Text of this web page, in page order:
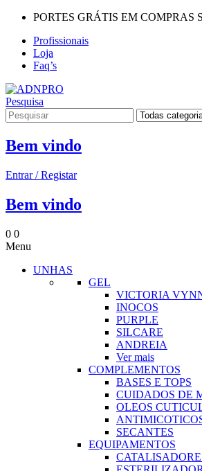
PORTES GRÁTIS EM COMPRAS
Profissionais
Loja
Faq’s
Pesquisa
Bem vindo
Entrar / Registar
Bem vindo
0 0
Menu
UNHAS
GEL
VICTORIA
INOCOS
PURPLE
SILCARE
ANDREIA
Ver mais
COMPLEMENTOS
BASES E TOPS
CUIDADOS DE
OLEOS
SECANTES
EQUIPAMENTOS